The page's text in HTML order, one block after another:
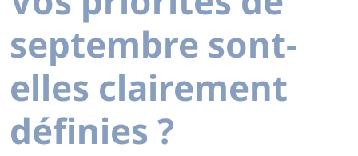
septembre sont-
elles clairement
définies ?